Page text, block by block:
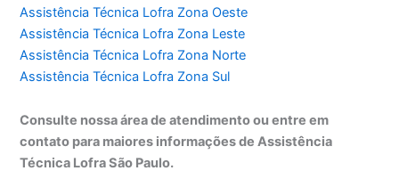
Assistência Técnica Lofra Zona Oeste
Assistência Técnica Lofra Zona Leste
Assistência Técnica Lofra Zona Norte
Assistência Técnica Lofra Zona Sul
Consulte nossa área de atendimento ou entre em
contato para maiores informações de Assistência
Técnica Lofra São Paulo.